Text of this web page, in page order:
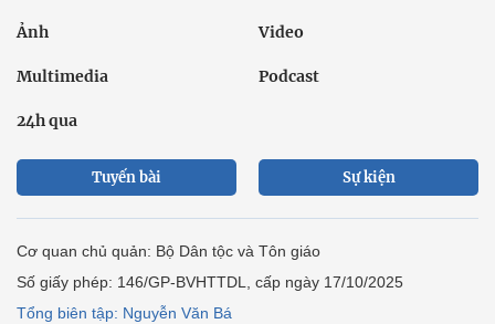
Ảnh Video
Multimedia Podcast
24h qua
Tuyến bài Sự kiện
Cơ quan chủ quản: Bộ Dân tộc và Tôn giáo
Số giấy phép: 146/GP-BVHTTDL, cấp ngày 17/10/2025
Tổng biên tập: Nguyễn Văn Bá